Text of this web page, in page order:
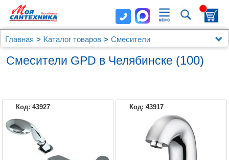
Главная Каталог товаров
Смесители
Смесители GPD
Смесители GPD в Челябинске (100)
GPD
Код: 43927 Код: 43917